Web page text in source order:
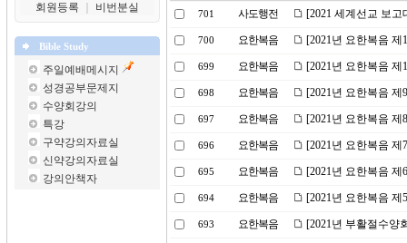
회원등록
비번분실
Bible Study
주일예배메시지
성경공부문제지
수양회강의
특강
구약강의자료실
신약강의자료실
강의안책자
701 사도행전 [2021 세계선교 보
700 요한복음 [2021년 요한복음
699 요한복음 [2021년 요한복음
698 요한복음 [2021년 요한복음
697 요한복음 [2021년 요한복음
696 요한복음 [2021년 요한복음
695 요한복음 [2021년 요한복음
694 요한복음 [2021년 요한복음 제
693 요한복음 [2021년 부활절수양